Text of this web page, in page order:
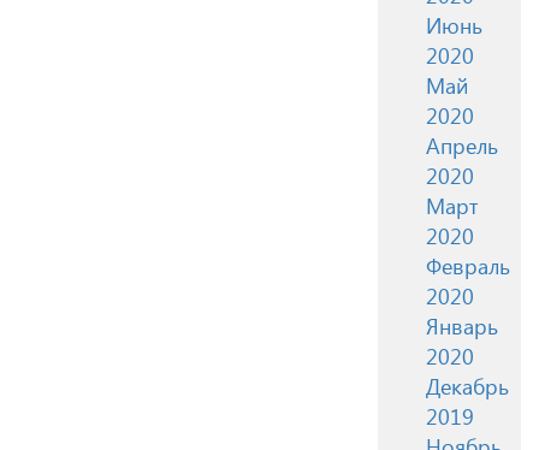
Июнь
2020
Май
2020
Апрель
2020
Март
2020
Февраль
2020
Январь
2020
Декабрь
2019